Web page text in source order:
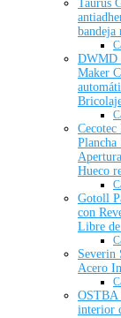
Taurus
bandeja
DWMD
Maker
Plancha
Hueco
Gotoll
con
Libre
Severin
Acero
OSTBA
interior